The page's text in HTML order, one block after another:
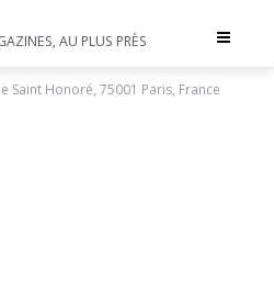
Toggle
AU PLUS PRÈS
Saint Honoré, 75001 Paris, France